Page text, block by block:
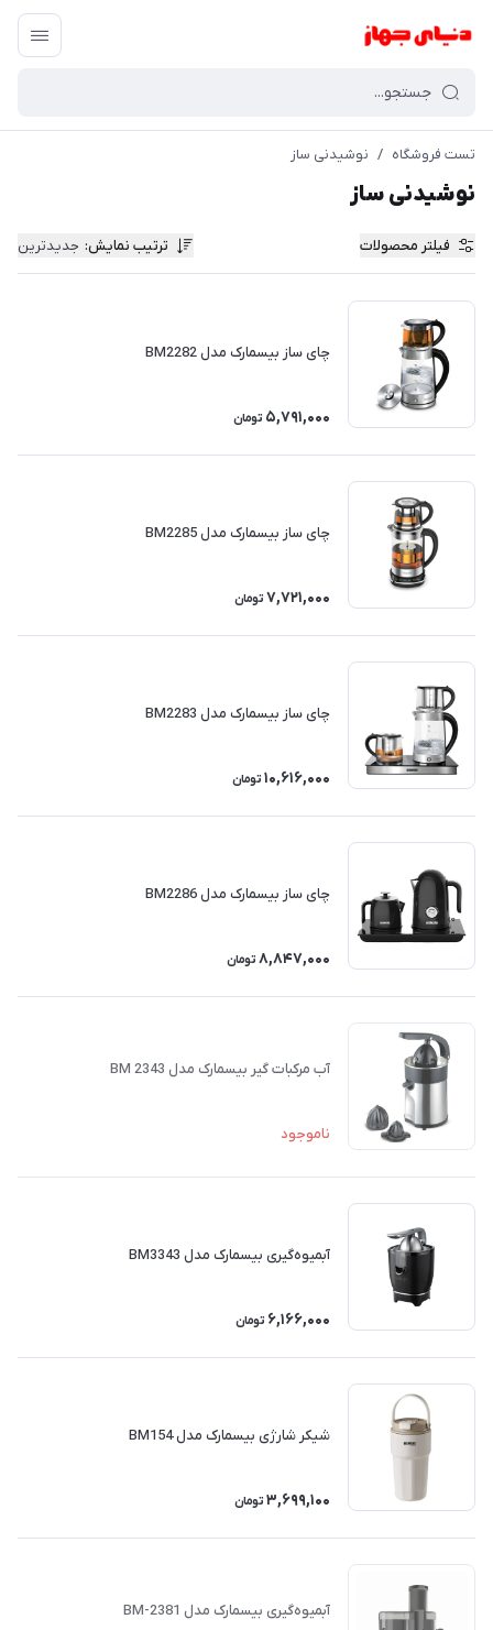
تست فروشگاه / نوشیدنی ساز
نوشیدنی ساز
فیلتر محصولات ترتیب نمایش: جدیدترین
چای ساز بیسمارک مدل BM2282
5,791,000 تومان
چای ساز بیسمارک مدل BM2285
7,721,000 تومان
چای ساز بیسمارک مدل BM2283
10,616,000 تومان
چای ساز بیسمارک مدل BM2286
8,847,000 تومان
آب مرکبات گیر بیسمارک مدل BM 2343
ناموجود
آبمیوه‌گیری بیسمارک مدل BM3343
6,166,000 تومان
شیکر شارژی بیسمارک مدل BM154
3,699,100 تومان
آبمیوه‌گیری بیسمارک مدل BM-2381